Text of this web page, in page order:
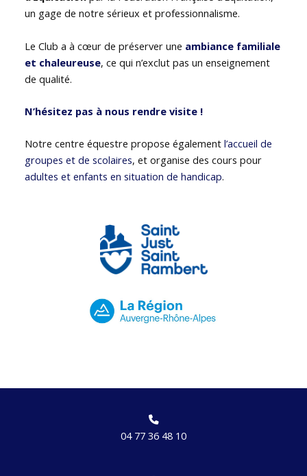
un gage de notre sérieux et professionnalisme.
Le Club a à cœur de préserver une ambiance familiale
et chaleureuse, ce qui n’exclut pas un enseignement
de qualité.
N’hésitez pas à nous rendre visite !
Notre centre équestre propose égalementl’accueil de
groupes et de scolaires, et organise des cours pour
adultes et enfants en situation de handicap.
04 77 36 48 10